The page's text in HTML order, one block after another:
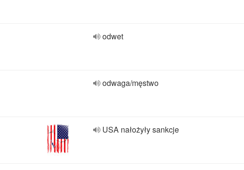
odwet
odwaga/męstwo
USA nałożyły sankcje